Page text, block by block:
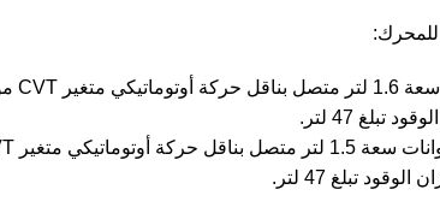
سيارات انفينيتي
سيارات هوندا
سيارات جايكو
للمحرك: